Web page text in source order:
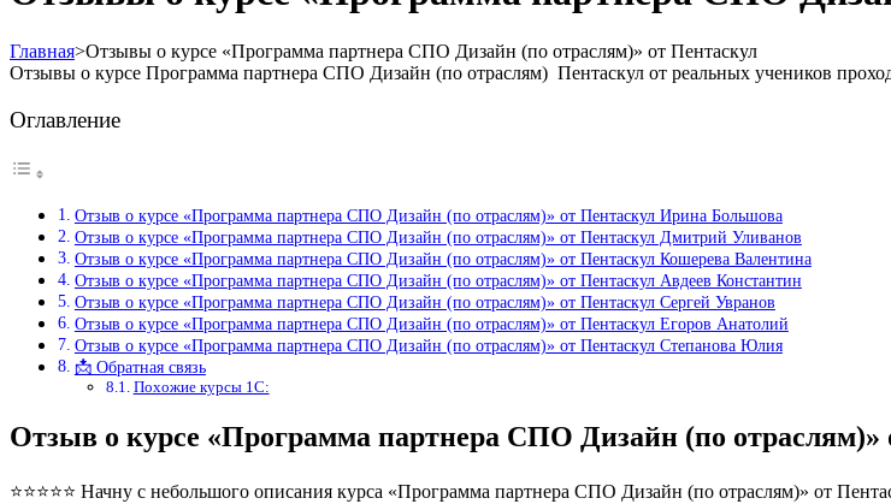
Главная>Отзывы о курсе «Программа партнера СПО Дизайн (по отраслям)» от Пентаскул
Отзывы о курсе Программа партнера СПО Дизайн (по отраслям) Пентаскул от реальных учеников
Оглавление
Отзыв о курсе «Программа партнера СПО Дизайн (по отраслям)» от Пентаскул Ирина Большова
Отзыв о курсе «Программа партнера СПО Дизайн (по отраслям)» от Пентаскул Дмитрий Уливанов
Отзыв о курсе «Программа партнера СПО Дизайн (по отраслям)» от Пентаскул Кошерева Валентина
Отзыв о курсе «Программа партнера СПО Дизайн (по отраслям)» от Пентаскул Авдеев Константин
Отзыв о курсе «Программа партнера СПО Дизайн (по отраслям)» от Пентаскул Сергей Увранов
Отзыв о курсе «Программа партнера СПО Дизайн (по отраслям)» от Пентаскул Егоров Анатолий
Отзыв о курсе «Программа партнера СПО Дизайн (по отраслям)» от Пентаскул Степанова Юлия
📩 Обратная связь
Похожие курсы 1С:
Отзыв о курсе «Программа партнера СПО Дизайн (по
⭐⭐⭐⭐⭐ Начну с небольшого описания курса «Программа партнера СПО Дизайн (по отраслям)» от